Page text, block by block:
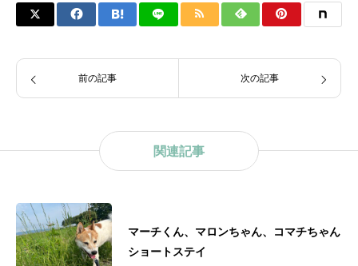
前の記事 次の記事
関連記事
マーチくん、マロンちゃん、コマチちゃん
ショートステイ